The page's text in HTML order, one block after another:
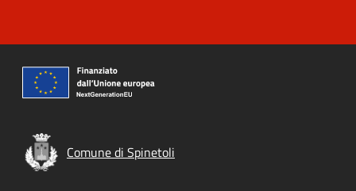
Comune di Spinetoli